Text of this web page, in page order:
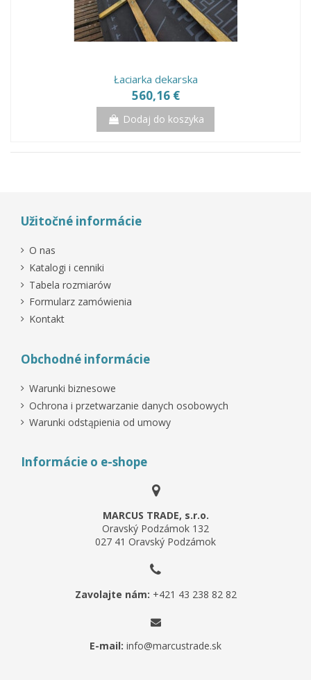
Łaciarka dekarska
560,16 €
Dodaj do koszyka
Užitočné informácie
O nas
Katalogi i cenniki
Tabela rozmiarów
Formularz zamówienia
Kontakt
Obchodné informácie
Warunki biznesowe
Ochrona i przetwarzanie danych osobowych
Warunki odstąpienia od umowy
Informácie o e-shope
MARCUS TRADE, s.r.o.
Oravský Podzámok 132
027 41 Oravský Podzámok
Zavolajte nám: +421 43 238 82 82
E-mail: info@marcustrade.sk